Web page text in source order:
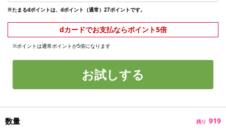
※たまるdポイントは、dポイント（通常）27ポイントです。
dカードでお支払ならポイント5倍
※ポイントは通常ポイントが5倍になります
お試しする
数量 残り 919